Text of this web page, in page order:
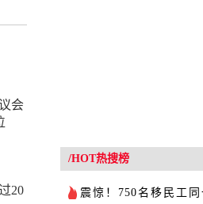
会
20
/HOT热搜榜
震惊！750名移民工